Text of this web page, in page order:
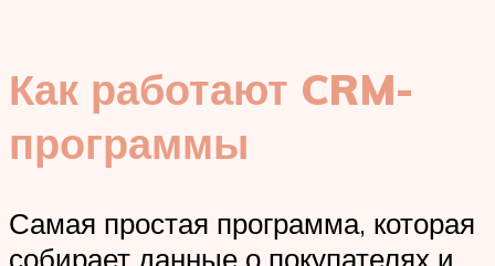
Как работают CRM-
программы
Самая простая программа, которая
собирает данные о покупателях и